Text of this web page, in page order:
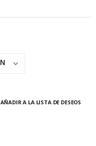
AÑADIR A LA LISTA DE DESEOS